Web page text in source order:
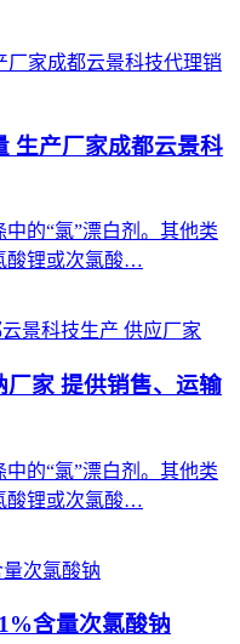
厂家成都云景科技代理销
生产厂家成都云景科
的“氯”漂白剂。其他类
酸锂或次氯酸…
景科技生产 供应厂家
家 提供销售、运输
的“氯”漂白剂。其他类
酸锂或次氯酸…
次氯酸钠
含量次氯酸钠